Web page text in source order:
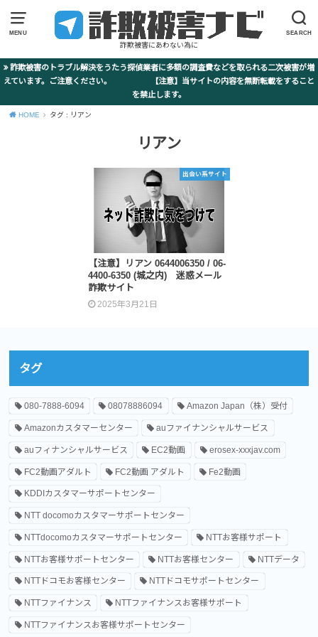
MENU SEARCH
詐欺被害にあわない為に
詐欺被害のトラブル解決をうたう探偵業者に多額の調査費などを取られる二次被害が増
えています。ご注意ください。 【注意】当サイトの内容を無断転載をすること
を禁止します。
HOME タグ : リアン
リアン
出会い系サイト
【注意】リアン 0644006350 / 06-
4400-6350 (城之内) 迷惑メール
詐欺サイト
2025年3月21日
タグ
080-7888-6094 08078886094 Amazon Japan（株）受付
Amazonカスタマーセンター auファイナンシャルサービス
auフィナンシャルサービス EC2動画 erosex-xxxjav.com
FC2動画アダルト FC2動画 アダルト Fe2動画
KDDIカスタマーサポートセンター
NTT docomoカスタマーサポートセンター
NTTdocomoカスタマーサポートセンター NTTお客様サポート
NTTお客様サポートセンター NTTお客様センター NTTデータ
NTTドコモお客様センター NTTドコモサポートセンター
NTTファイナンス NTTファイナンスお客様サポート
NTTファイナンスお客様サポートセンター